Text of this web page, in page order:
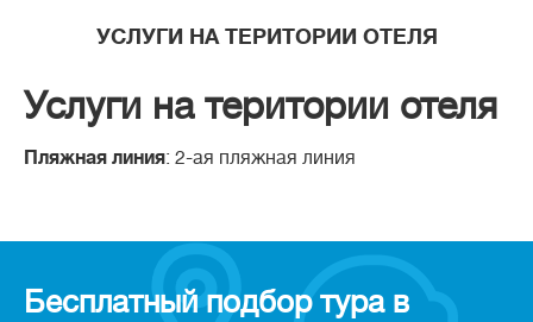
УСЛУГИ НА ТЕРИТОРИИ ОТЕЛЯ
Услуги на територии отеля
Пляжная линия: 2-ая пляжная линия
Бесплатный подбор тура в